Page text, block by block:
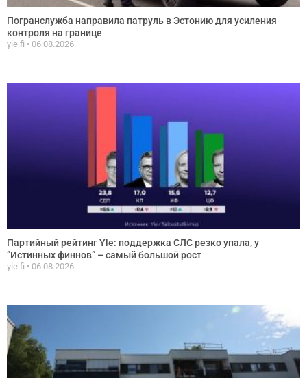
Погранслужба направила патруль в Эстонию для усиления
контроля на границе
yle.fi 06.08.2026
Партийный рейтинг Yle: поддержка СЛС резко упала, у
”Истинных финнов” – самый большой рост
yle.fi 06.08.2026